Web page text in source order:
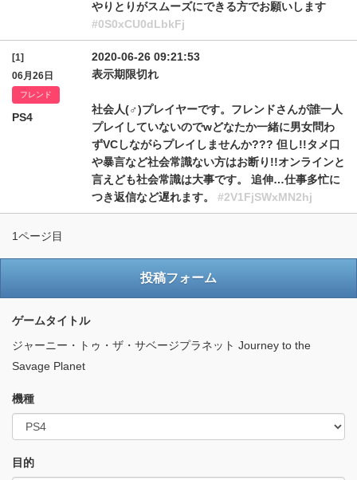
やりとりがスムーズにできる方でお願いします
#0S0xCU0dLbkFj
[1]
06月26日
フレンド
PS4
2020-06-26 09:21:53
表示期限切れ
社会人(♂)プレイヤーです。フレンドさんが誰一人
プレイしていないのでwどなたか一緒に男女問わ
ずVCしながらプレイしませんか??? 但し!!タメ口
や暴言など社会常識ない方はお断り!!オンラインと
言えども社会常識は大事です。 追伸…仕事多忙に
つき返信など遅れます。 #2V1FjSWxMN2hj
1ページ目
投稿フォーム
ゲームタイトル
ジャーニー・トゥ・ザ・サベージプラネット Journey to the
Savage Planet
機種
目的